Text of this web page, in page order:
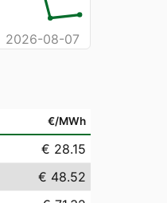
2026-08-07
€/MWh
€ 28.15
€ 48.52